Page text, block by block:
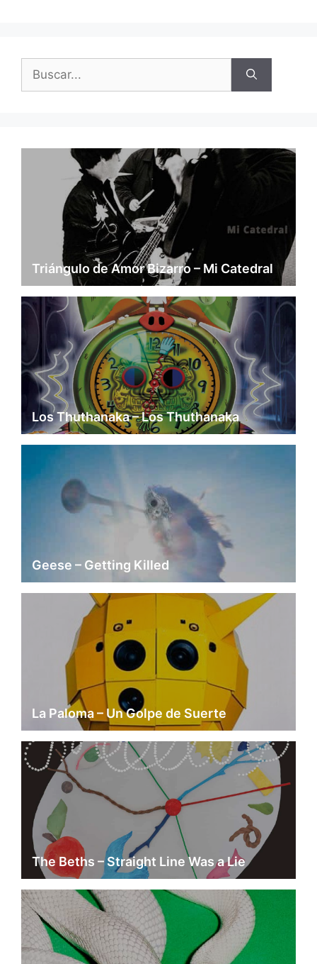
Triángulo de Amor Bizarro – Mi Catedral
Los Thuthanaka – Los Thuthanaka
Geese – Getting Killed
La Paloma – Un Golpe de Suerte
The Beths – Straight Line Was a Lie